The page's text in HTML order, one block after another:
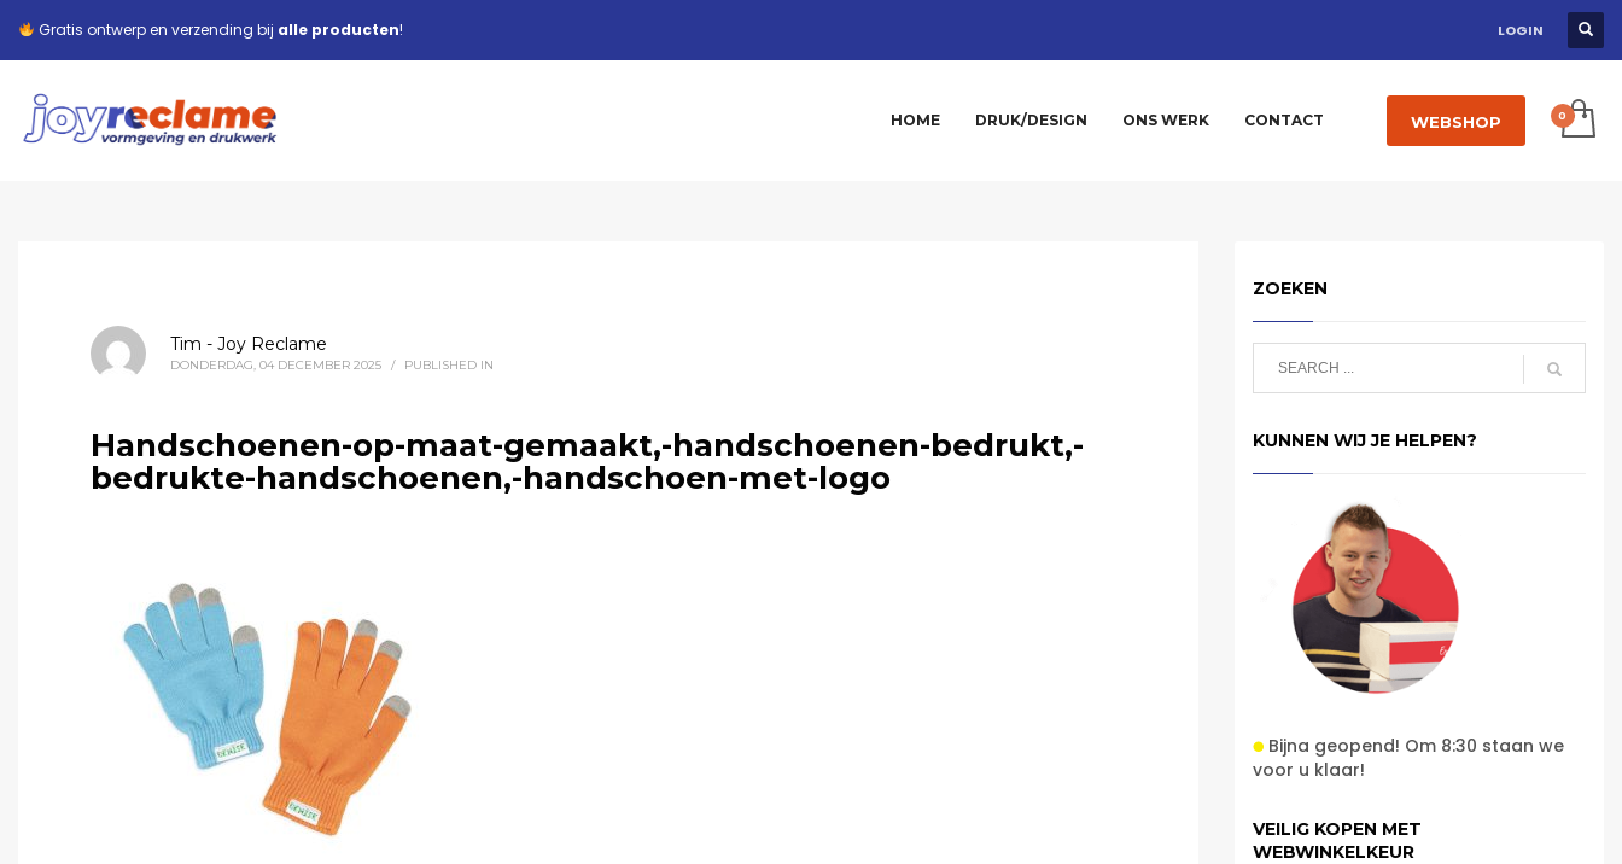
Gratis ontwerp en verzending bij alle producten! LOGIN
HOME DRUK/DESIGN ONS WERK CONTACT WEBSHOP
Tim - Joy Reclame
DONDERDAG, 04 DECEMBER 2025 / PUBLISHED IN
Handschoenen-op-maat-gemaakt,-handschoenen-bedrukt,-
bedrukte-handschoenen,-handschoen-met-logo
ZOEKEN
KUNNEN WIJ JE HELPEN?
Bijna geopend! Om 8:30 staan we
voor u klaar!
VEILIG KOPEN MET
WEBWINKELKEUR